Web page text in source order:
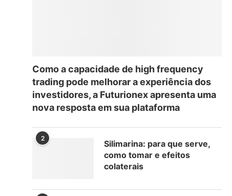
Como a capacidade de high frequency
trading pode melhorar a experiência dos
investidores, a Futurionex apresenta uma
nova resposta em sua plataforma
2
Silimarina: para que serve,
como tomar e efeitos
colaterais